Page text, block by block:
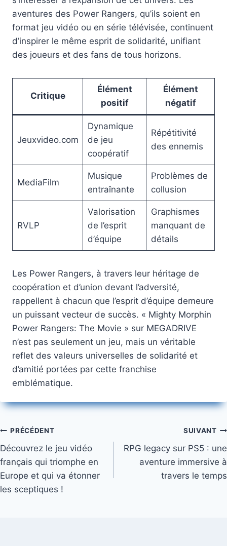
aventures des Power Rangers, qu’ils soient en
format jeu vidéo ou en série télévisée, continuent
d’inspirer le même esprit de solidarité, unifiant
des joueurs et des fans de tous horizons.
Critique
Élément
positif
Élément
négatif
Jeuxvideo.com
Dynamique
de jeu
coopératif
Répétitivité
des ennemis
MediaFilm
Musique
entraînante
Problèmes de
collusion
RVLP
Valorisation
de l’esprit
d’équipe
Graphismes
manquant de
détails
Les Power Rangers, à travers leur héritage de
coopération et d’union devant l’adversité,
rappellent à chacun que l’esprit d’équipe demeure
un puissant vecteur de succès. « Mighty Morphin
Power Rangers: The Movie » sur MEGADRIVE
n’est pas seulement un jeu, mais un véritable
reflet des valeurs universelles de solidarité et
d’amitié portées par cette franchise
emblématique.
Navigation
de
l’article
PRÉCÉDENT
Découvrez le jeu vidéo
français qui triomphe en
Europe et qui va étonner
les sceptiques !
SUIVANT
RPG legacy sur PS5 : une
aventure immersive à
travers le temps